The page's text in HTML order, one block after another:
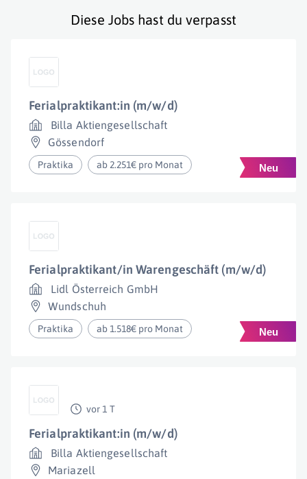
Diese Jobs hast du verpasst
Ferialpraktikant:in (m/w/d)
Billa Aktiengesellschaft
Gössendorf
Praktika ab 2.251€ pro Monat
Ferialpraktikant/in Warengeschäft (m/w/d)
Lidl Österreich GmbH
Wundschuh
Praktika ab 1.518€ pro Monat
vor 1 T
Ferialpraktikant:in (m/w/d)
Billa Aktiengesellschaft
Mariazell